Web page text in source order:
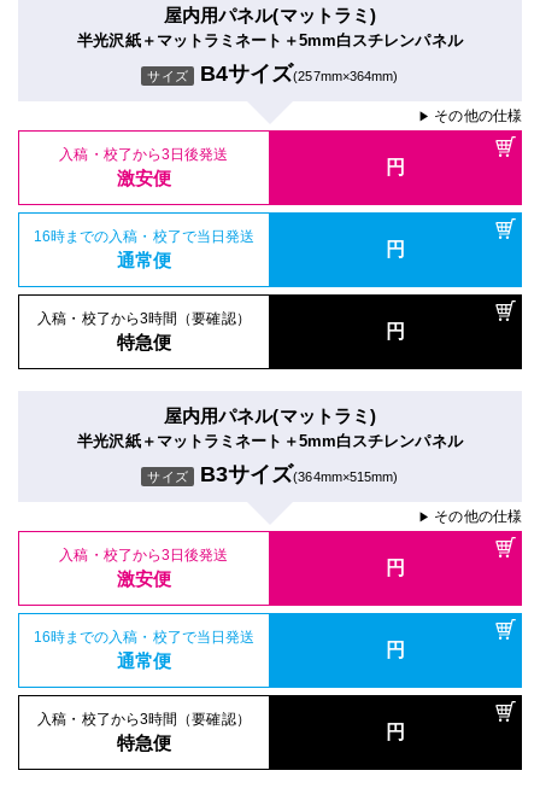
屋内用パネル(マットラミ)
半光沢紙＋マットラミネート＋5mm白スチレンパネル
サイズ B4サイズ(257mm×364mm)
▶ その他の仕様
入稿・校了から3日後発送
激安便 円
16時までの入稿・校了で当日発送
通常便 円
入稿・校了から3時間（要確認）
特急便 円
屋内用パネル(マットラミ)
半光沢紙＋マットラミネート＋5mm白スチレンパネル
サイズ B3サイズ(364mm×515mm)
▶ その他の仕様
入稿・校了から3日後発送
激安便 円
16時までの入稿・校了で当日発送
通常便 円
入稿・校了から3時間（要確認）
特急便 円